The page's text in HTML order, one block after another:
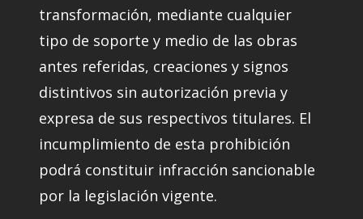
transformación, mediante cualquier
tipo de soporte y medio de las obras
antes referidas, creaciones y signos
distintivos sin autorización previa y
expresa de sus respectivos titulares. El
incumplimiento de esta prohibición
podrá constituir infracción sancionable
por la legislación vigente.